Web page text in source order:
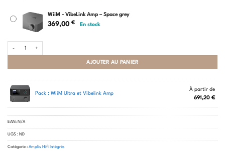
WiiM - VibeLink Amp – Space grey
369,00 € En stock
AJOUTER AU PANIER
Pack : WiiM Ultra et Vibelink Amp
À partir de
691,20 €
EAN: N/A
UGS : ND
Catégorie : Amplis Hifi Intégrés